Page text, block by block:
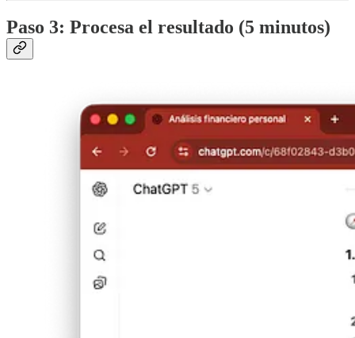
Paso 3: Procesa el resultado (5 minutos)